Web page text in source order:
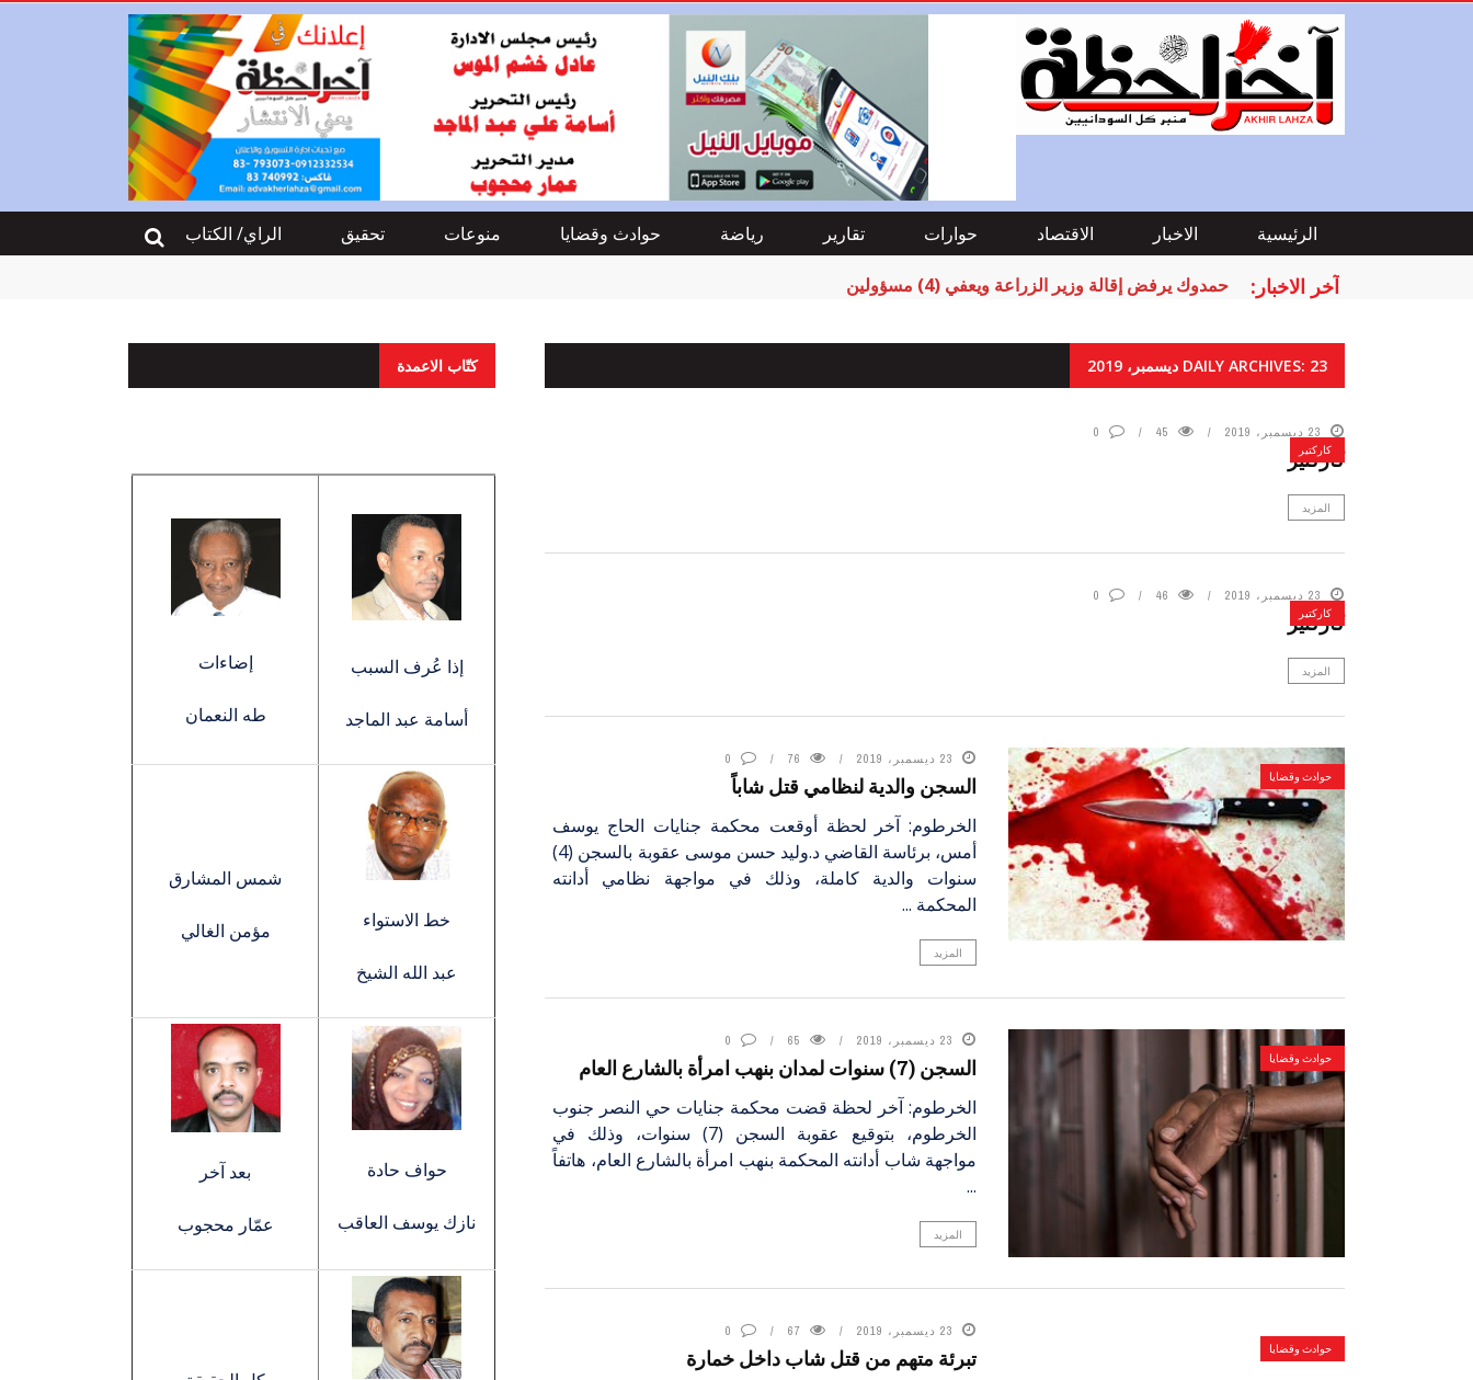
الرئيسية الاخبار الاقتصاد حوارات تقارير رياضة حوادث وقضايا منوعات تحقيق الراي/ الكتاب
آخر الاخبار: حمدوك يرفض إقالة وزير الزراعة ويعفي (4) مسؤولين
DAILY ARCHIVES: 23 ديسمبر، 2019
كاركتير
23 ديسمبر، 2019 45
0
كاركتير
المزيد
كاركتير
23 ديسمبر، 2019 46
0
كاركتير
المزيد
حوادث وقضايا
23 ديسمبر، 2019 76
0
السجن والدية لنظامي قتل شاباً
الخرطوم: آخر لحظة أوقعت محكمة جنايات الحاج يوسف
أمس، برئاسة القاضي د.وليد حسن موسى عقوبة بالسجن (4)
سنوات والدية كاملة، وذلك في مواجهة نظامي أدانته
المحكمة ...
المزيد
حوادث وقضايا
23 ديسمبر، 2019 65
0
السجن (7) سنوات لمدان بنهب امرأة بالشارع العام
الخرطوم: آخر لحظة قضت محكمة جنايات حي النصر جنوب
الخرطوم، بتوقيع عقوبة السجن (7) سنوات، وذلك في
مواجهة شاب أدانته المحكمة بنهب امرأة بالشارع العام، هاتفاً
...
المزيد
حوادث وقضايا
23 ديسمبر، 2019 67
0
تبرئة متهم من قتل شاب داخل خمارة
كتّاب الاعمدة
إذا عُرف السبب
أسامة عبد الماجد
إضاءات
طه النعمان
خط الاستواء
عبد الله الشيخ
شمس المشارق
مؤمن الغالي
حواف حادة
نازك يوسف العاقب
بعد آخر
عمّار محجوب